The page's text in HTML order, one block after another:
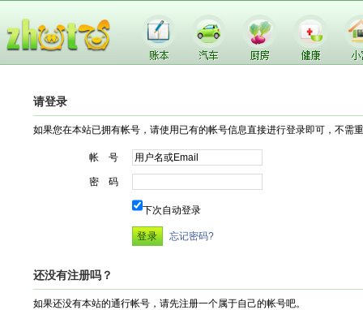
请登录
如果您在本站已拥有帐号，请使用已有的帐号信息直接进行登录即可，不需
帐 号
密 码
下次自动登录
忘记密码?
还没有注册吗？
如果还没有本站的通行帐号，请先注册一个属于自己的帐号吧。